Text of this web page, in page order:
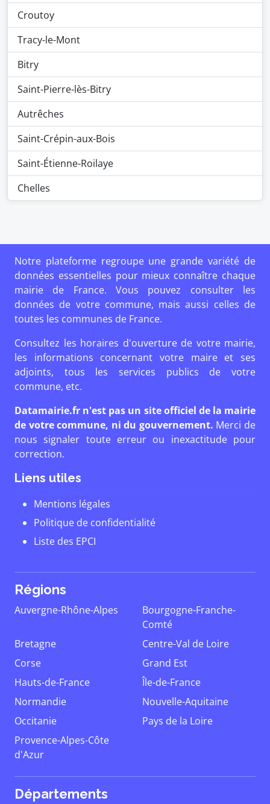
Croutoy
Tracy-le-Mont
Bitry
Saint-Pierre-lès-Bitry
Autrêches
Saint-Crépin-aux-Bois
Saint-Étienne-Roilaye
Chelles
Notre plateforme regroupe une grande variété de
données essentielles pour mieux connaître chaque
mairie de France. Vous pouvez consulter les
données de votre commune, mais aussi celles de
toutes les communes de France.
Consultez les horaires d'ouverture de votre mairie,
les informations concernant votre maire et ses
adjoints, tous les services publics de votre
commune, etc.
Datamairie.fr n'est pas un site officiel de la mairie
de votre commune, ni du gouvernement. Merci de
nous signaler toute erreur ou inexactitude pour
correction.
Liens utiles
Mentions légales
Politique de confidentialité
Liste des EPCI
Régions
Auvergne-Rhône-Alpes
Bourgogne-Franche-
Comté
Bretagne
Centre-Val de Loire
Corse
Grand Est
Hauts-de-France
Île-de-France
Normandie
Nouvelle-Aquitaine
Occitanie
Pays de la Loire
Provence-Alpes-Côte
d'Azur
Départements